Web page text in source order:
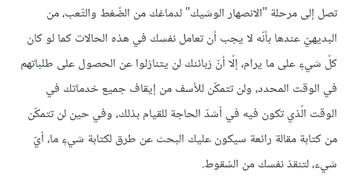
تصل إلى مرحلة "الانصهار الوشيك" لدماغك من الضّغط والتّعب، من
البديهيّ عندها بأنّه لا يجب أن تعامل نفسك في هذه الحالات كما لو كان
كلّ شيءٍ على ما يرام، إلّا أنّ زبائنك لن يتنازلوا عن الحصول على طلباتهم
في الوقت المحدد، ولن تتمكّن للأسف من إيقاف جميع خدماتك في
الوقت الّذي تكون فيه في أشدّ الحاجة للقيام بذلك، وفي حين لن تتمكّن
من كتابة مقالة رائعة سيكون عليك البحث عن طرق لكتابة شيءٍ ما، أيّ
شيء، لتنقذ نفسك من السّقوط.